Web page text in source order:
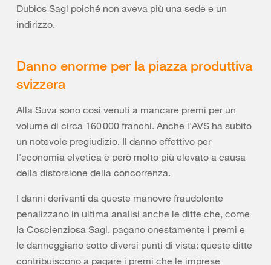
Dubios Sagl poiché non aveva più una sede e un
indirizzo.
Danno enorme per la piazza produttiva
svizzera
Alla Suva sono così venuti a mancare premi per un
volume di circa 160 000 franchi. Anche l'AVS ha subito
un notevole pregiudizio. Il danno effettivo per
l'economia elvetica è però molto più elevato a causa
della distorsione della concorrenza.
I danni derivanti da queste manovre fraudolente
penalizzano in ultima analisi anche le ditte che, come
la Coscienziosa Sagl, pagano onestamente i premi e
le danneggiano sotto diversi punti di vista: queste ditte
contribuiscono a pagare i premi che le imprese